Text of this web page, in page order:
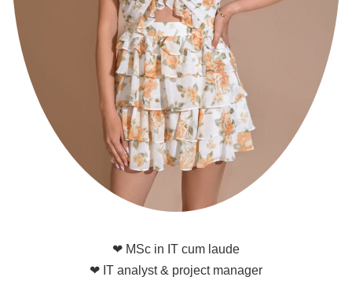
❤ MSc in IT cum laude
❤ IT analyst & project manager